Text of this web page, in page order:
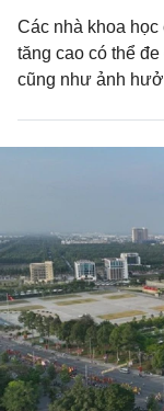
Các nhà khoa
tăng cao có thể
cũng như ảnh